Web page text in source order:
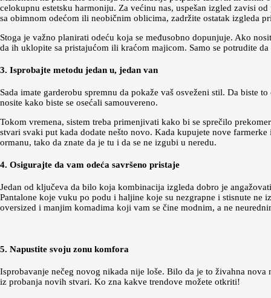
celokupnu estetsku harmoniju. Za većinu nas, uspešan izgled zavisi
sa obimnom odećom ili neobičnim oblicima, zadržite ostatak izgleda
Stoga je važno planirati odeću koja se međusobno dopunjuje. Ako
da ih uklopite sa pristajućom ili kraćom majicom. Samo se potrudite
3. Isprobajte metodu jedan u, jedan van
Sada imate garderobu spremnu da pokaže vaš osveženi stil. Da biste
nosite kako biste se osećali samouvereno.
Tokom vremena, sistem treba primenjivati kako bi se sprečilo
stvari svaki put kada dodate nešto novo. Kada kupujete nove
ormanu, tako da znate da je tu i da se ne izgubi u neredu.
4. Osigurajte da vam odeća savršeno pristaje
Jedan od ključeva da bilo koja kombinacija izgleda dobro je
Pantalone koje vuku po podu i haljine koje su nezgrapne i stisnute ne
oversized i manjim komadima koji vam se čine modnim, a ne
5. Napustite svoju zonu komfora
Isprobavanje nečeg novog nikada nije loše. Bilo da je to živahna
iz probanja novih stvari. Ko zna kakve trendove možete otkriti!